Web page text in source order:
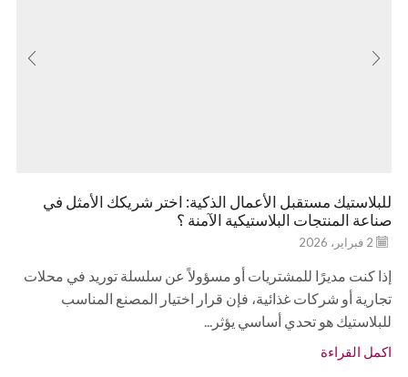
للبلاستيك مستقبل الأعمال الذكية: اختر شريكك الأمثل في
صناعة المنتجات البلاستيكية الآمنة ؟
إذا كنت مديرًا للمشتريات أو مسؤولاً عن سلسلة توريد في محلات
تجارية أو شركات غذائية، فإن قرار اختيار المصنع المناسب
للبلاستيك هو تحدي أساسي يؤثر...
اكمل القراءة